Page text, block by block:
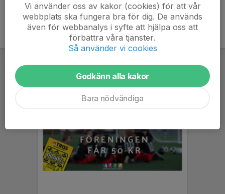
Vi använder oss av kakor (cookies) för att vår
webbplats ska fungera bra för dig. De används
även för webbanalys i syfte att hjälpa oss att
förbättra våra tjänster.
Så använder vi cookies
Godkänn alla kakor
Bara nödvändiga